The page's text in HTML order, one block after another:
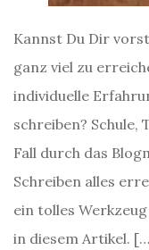
Kannst Du Dir
ganz viel zu
individuelle
schreiben? Schule,
Fall durch das
Schreiben alles
ein tolles
in diesem Artikel.